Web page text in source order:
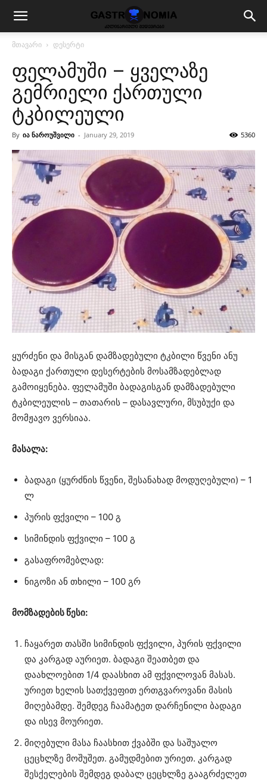
მთავარი დესერტი
ფელამუში – ყველაზე
გემრიელი ქართული
ტკბილეული
By ია ნაროუშვილი - January 29, 2019 5360
ყურძენი და მისგან დამზადებული ტკბილი წვენი ანუ
ბადაგი ქართული დესერტების მოსამზადებლად
გამოიყენება. ფელამუში ბადაგისგან დამზადებული
ტკბილეულის – თათარის – დასავლური, მსუბუქი და
მომჟავო ვერსიაა.
მასალა:
ბადაგი (ყურძნის წვენი, შესანახად მოდუღებული) – 1
ლ
პურის ფქვილი – 100 გ
სიმინდის ფქვილი – 100 გ
გასაფრომებლად:
ნიგოზი ან თხილი – 100 გრ
მომზადების წესი:
ჩაყარეთ თასში სიმინდის ფქვილი, პურის ფქვილი
და კარგად აურიეთ. ბადაგი შეათბეთ და
დაახლოებით 1/4 დაასხით ამ ფქვილოვან მასას.
ურიეთ ხელის სათქვეფით ერთგვაროვანი მასის
მიღებამდე. შემდეგ ჩაამატეთ დარჩენილი ბადაგი
და ისევ მოურიეთ.
მიღებული მასა ჩაასხით ქვაბში და საშუალო
ცეცხლზე მოშუშეთ. გამუდმებით ურიეთ. კარგად
შესქელების შემდეგ დაბალ ცეცხლზე გააგრძელეთ